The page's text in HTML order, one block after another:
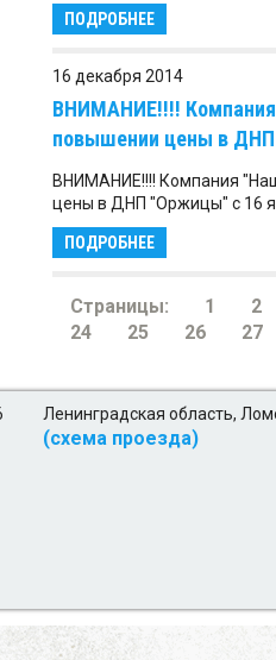
ПОДРОБНЕЕ
16 декабря 2014
ВНИМАНИЕ!!!!
повышении цены в ДНП
ВНИМАНИЕ!!!! Компания
цены в ДНП "Оржицы" с 16
ПОДРОБНЕЕ
Страницы: 1
2
24
25 26 27
Ленинградская область,
(схема проезда)